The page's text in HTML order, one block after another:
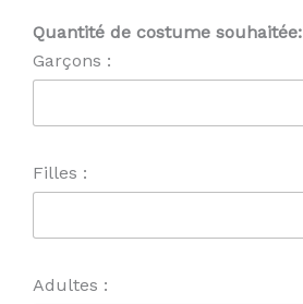
Quantité de costume souhaitée:
Garçons :
Filles :
Adultes :